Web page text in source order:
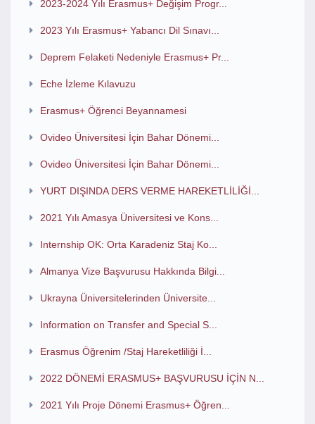
2023-2024 Yılı Erasmus+ Değişim Progr...
2023 Yılı Erasmus+ Yabancı Dil Sınavı...
Deprem Felaketi Nedeniyle Erasmus+ Pr...
Eche İzleme Kılavuzu
Erasmus+ Öğrenci Beyannamesi
Ovideo Üniversitesi İçin Bahar Dönemi...
Ovideo Üniversitesi İçin Bahar Dönemi...
YURT DIŞINDA DERS VERME HAREKETLİLİĞİ...
2021 Yılı Amasya Üniversitesi ve Kons...
Internship OK: Orta Karadeniz Staj Ko...
Almanya Vize Başvurusu Hakkında Bilgi...
Ukrayna Üniversitelerinden Üniversite...
Information on Transfer and Special S...
Erasmus Öğrenim /Staj Hareketliliği İ...
2022 DÖNEMİ ERASMUS+ BAŞVURUSU İÇİN N...
2021 Yılı Proje Dönemi Erasmus+ Öğren...